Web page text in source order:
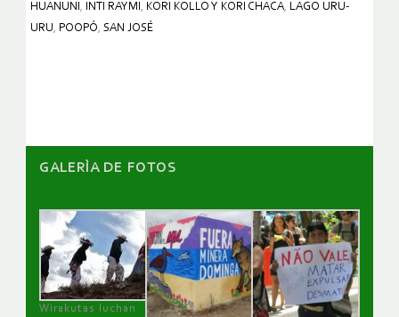
HUANUNI , INTI RAYMI , KORI KOLLO Y KORI CHACA, LAGO URU-
URU, POOPÓ, SAN JOSÉ
GALERÌA DE FOTOS
Wirakutas luchan